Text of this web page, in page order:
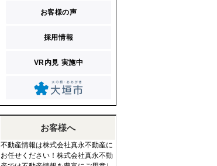
お客様の声
採用情報
VR内見 実施中
お客様へ
不動産情報は株式会社真永不動産に
お任せください！株式会社真永不動